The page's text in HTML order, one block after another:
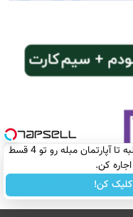
اجاره‌ قسطی ویلا! از کلبه تا آپارتمان مبله رو تو 4 قسط
اجاره کن.
کلیک کن!